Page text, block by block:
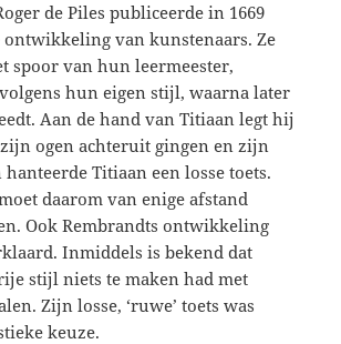
de Piles publiceerde in 1669
ontwikkeling van kunstenaars. Ze
spoor van hun leermeester,
hun eigen stijl, waarna later
Aan de hand van Titiaan legt hij
ogen achteruit gingen en zijn
Titiaan een losse toets.
daarom van enige afstand
Ook Rembrandts ontwikkeling
Inmiddels is bekend dat
stijl niets te maken had met
Zijn losse, ‘ruwe’ toets was
keuze.